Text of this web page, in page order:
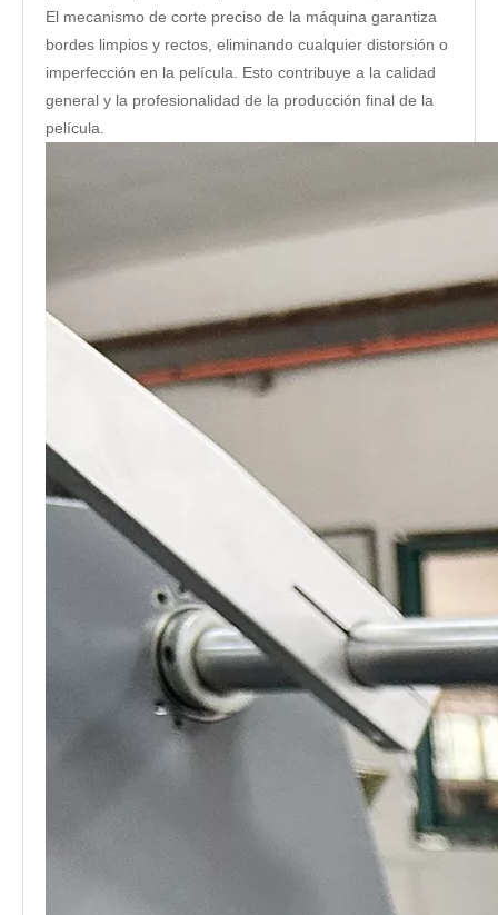
El mecanismo de corte preciso de la máquina garantiza
bordes limpios y rectos, eliminando cualquier distorsión o
imperfección en la película. Esto contribuye a la calidad
general y la profesionalidad de la producción final de la
película.